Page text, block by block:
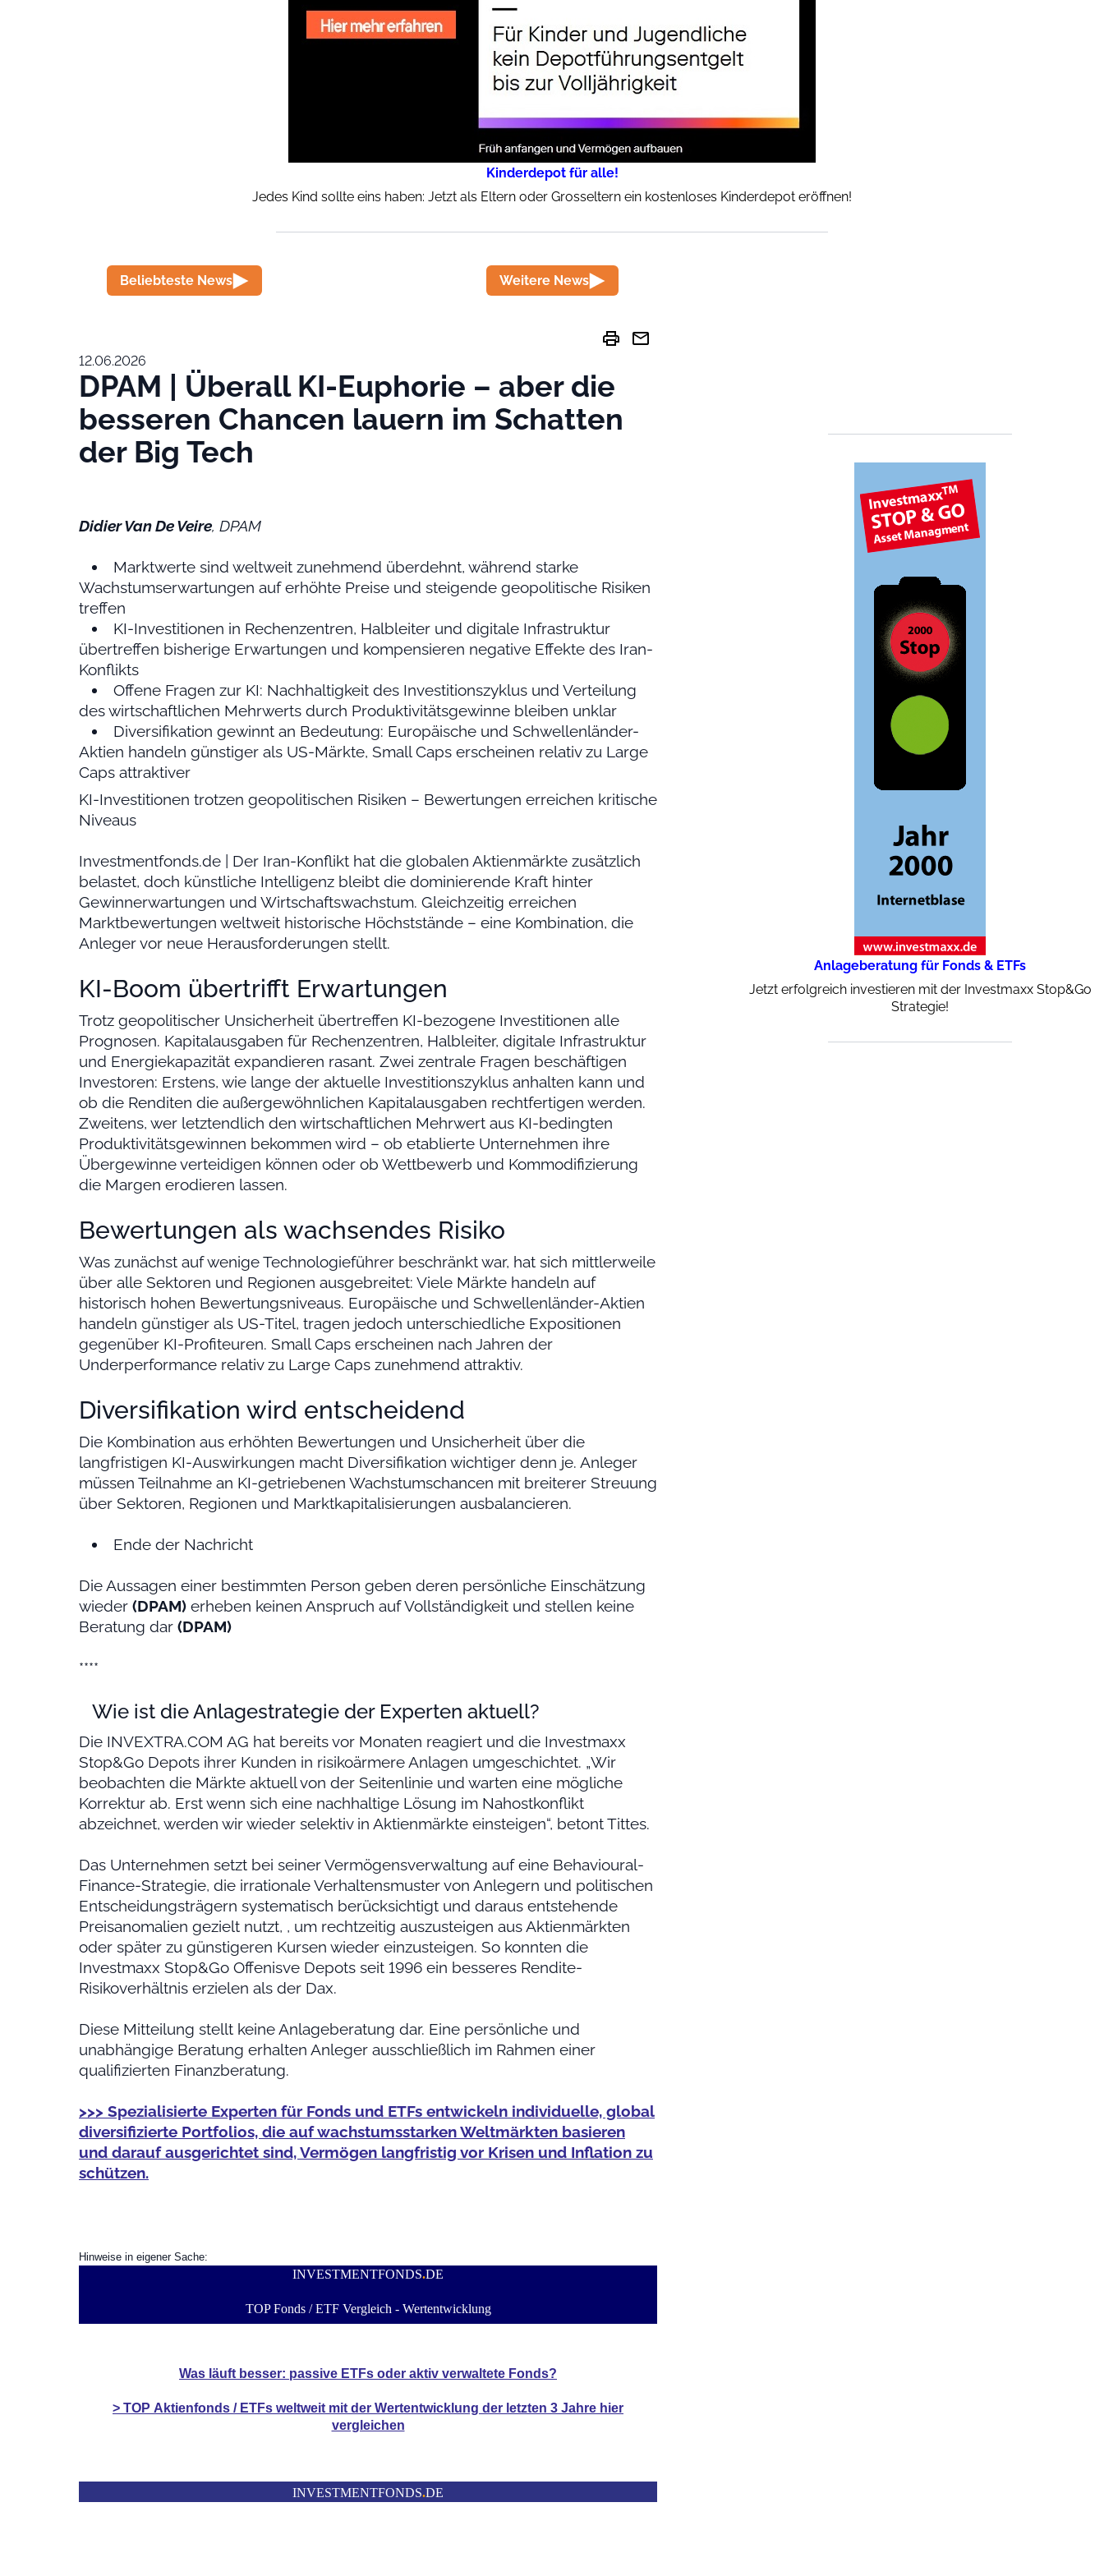
Kinderdepot für alle!
Jedes Kind sollte eins haben: Jetzt als Eltern oder Grosseltern ein kostenloses Kinderdepot eröffnen!
Beliebteste News Weitere News
print mail
12.06.2026
DPAM | Überall KI-Euphorie – aber die
besseren Chancen lauern im Schatten
der Big Tech
Didier Van De Veire, DPAM
Marktwerte sind weltweit zunehmend überdehnt, während starke
Wachstumserwartungen auf erhöhte Preise und steigende geopolitische Risiken
treffen
KI-Investitionen in Rechenzentren, Halbleiter und digitale Infrastruktur
übertreffen bisherige Erwartungen und kompensieren negative Effekte des Iran-
Konflikts
Offene Fragen zur KI: Nachhaltigkeit des Investitionszyklus und Verteilung
des wirtschaftlichen Mehrwerts durch Produktivitätsgewinne bleiben unklar
Diversifikation gewinnt an Bedeutung: Europäische und Schwellenländer-
Aktien handeln günstiger als US-Märkte, Small Caps erscheinen relativ zu Large
Caps attraktiver
KI-Investitionen trotzen geopolitischen Risiken – Bewertungen erreichen kritische
Niveaus
Investmentfonds.de | Der Iran-Konflikt hat die globalen Aktienmärkte zusätzlich
belastet, doch künstliche Intelligenz bleibt die dominierende Kraft hinter
Gewinnerwartungen und Wirtschaftswachstum. Gleichzeitig erreichen
Marktbewertungen weltweit historische Höchststände – eine Kombination, die
Anleger vor neue Herausforderungen stellt.
KI-Boom übertrifft Erwartungen
Trotz geopolitischer Unsicherheit übertreffen KI-bezogene Investitionen alle
Prognosen. Kapitalausgaben für Rechenzentren, Halbleiter, digitale Infrastruktur
und Energiekapazität expandieren rasant. Zwei zentrale Fragen beschäftigen
Investoren: Erstens, wie lange der aktuelle Investitionszyklus anhalten kann und
ob die Renditen die außergewöhnlichen Kapitalausgaben rechtfertigen werden.
Zweitens, wer letztendlich den wirtschaftlichen Mehrwert aus KI-bedingten
Produktivitätsgewinnen bekommen wird – ob etablierte Unternehmen ihre
Übergewinne verteidigen können oder ob Wettbewerb und Kommodifizierung
die Margen erodieren lassen.
Bewertungen als wachsendes Risiko
Was zunächst auf wenige Technologieführer beschränkt war, hat sich mittlerweile
über alle Sektoren und Regionen ausgebreitet: Viele Märkte handeln auf
historisch hohen Bewertungsniveaus. Europäische und Schwellenländer-Aktien
handeln günstiger als US-Titel, tragen jedoch unterschiedliche Expositionen
gegenüber KI-Profiteuren. Small Caps erscheinen nach Jahren der
Underperformance relativ zu Large Caps zunehmend attraktiv.
Diversifikation wird entscheidend
Die Kombination aus erhöhten Bewertungen und Unsicherheit über die
langfristigen KI-Auswirkungen macht Diversifikation wichtiger denn je. Anleger
müssen Teilnahme an KI-getriebenen Wachstumschancen mit breiterer Streuung
über Sektoren, Regionen und Marktkapitalisierungen ausbalancieren.
Ende der Nachricht
Die Aussagen einer bestimmten Person geben deren persönliche Einschätzung
wieder (DPAM) erheben keinen Anspruch auf Vollständigkeit und stellen keine
Beratung dar (DPAM)
****
Wie ist die Anlagestrategie der Experten aktuell?
Die INVEXTRA.COM AG hat bereits vor Monaten reagiert und die Investmaxx
Stop&Go Depots ihrer Kunden in risikoärmere Anlagen umgeschichtet. „Wir
beobachten die Märkte aktuell von der Seitenlinie und warten eine mögliche
Korrektur ab. Erst wenn sich eine nachhaltige Lösung im Nahostkonflikt
abzeichnet, werden wir wieder selektiv in Aktienmärkte einsteigen“, betont Tittes.
Das Unternehmen setzt bei seiner Vermögensverwaltung auf eine Behavioural-
Finance-Strategie, die irrationale Verhaltensmuster von Anlegern und politischen
Entscheidungsträgern systematisch berücksichtigt und daraus entstehende
Preisanomalien gezielt nutzt, , um rechtzeitig auszusteigen aus Aktienmärkten
oder später zu günstigeren Kursen wieder einzusteigen. So konnten die
Investmaxx Stop&Go Offenisve Depots seit 1996 ein besseres Rendite-
Risikoverhältnis erzielen als der Dax.
Diese Mitteilung stellt keine Anlageberatung dar. Eine persönliche und
unabhängige Beratung erhalten Anleger ausschließlich im Rahmen einer
qualifizierten Finanzberatung.
>>> Spezialisierte Experten für Fonds und ETFs entwickeln individuelle, global
diversifizierte Portfolios, die auf wachstumsstarken Weltmärkten basieren
und darauf ausgerichtet sind, Vermögen langfristig vor Krisen und Inflation zu
schützen.
Hinweise in eigener Sache:
INVESTMENTFONDS.DE
TOP Fonds / ETF Vergleich - Wertentwicklung
Was läuft besser: passive ETFs oder aktiv verwaltete Fonds?
> TOP Aktienfonds / ETFs weltweit mit der Wertentwicklung der letzten 3 Jahre hier
vergleichen
INVESTMENTFONDS.DE
Anlageberatung für Fonds & ETFs
Jetzt erfolgreich investieren mit der Investmaxx Stop&Go
Strategie!